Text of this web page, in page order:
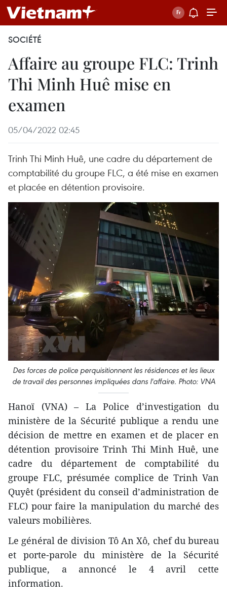
SOCIÉTÉ
Affaire au groupe FLC: Trinh
Thi Minh Huê mise en
examen
05/04/2022 02:45
Trinh Thi Minh Huê, une cadre du département de
comptabilité du groupe FLC, a été mise en examen
et placée en détention provisoire.
Des forces de police perquisitionnent les résidences et les lieux
de travail des personnes impliquées dans l'affaire. Photo: VNA
Hanoï (VNA) – La Police d’investigation du
ministère de la Sécurité publique a rendu une
décision de mettre en examen et de placer en
détention provisoire Trinh Thi Minh Huê, une
cadre du département de comptabilité du
groupe FLC, présumée complice de Trinh Van
Quyêt (président du conseil d’administration de
FLC) pour faire la manipulation du marché des
valeurs mobilières.
Le général de division Tô An Xô, chef du bureau
et porte-parole du ministère de la Sécurité
publique, a annoncé le 4 avril cette
information.